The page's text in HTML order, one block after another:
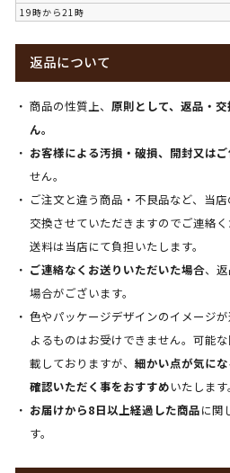
19時から21時
返品について
商品の性質上、原則として、返品・
ん。
お客様による汚損・破損、開封又は
せん。
ご注文と違う商品・不良品など、当
交換させていただきますのでご連絡く
送料は当店にて負担いたします。
ご連絡なくお送りいただいた場合、
場合がございます。
色やパッケージデザインのイメージ
よるものはお受けできません。可能
載しておりますが、細かい点が気に
確認いただく事をおすすめいたします
お届けから8日以上経過した商品に関
す。